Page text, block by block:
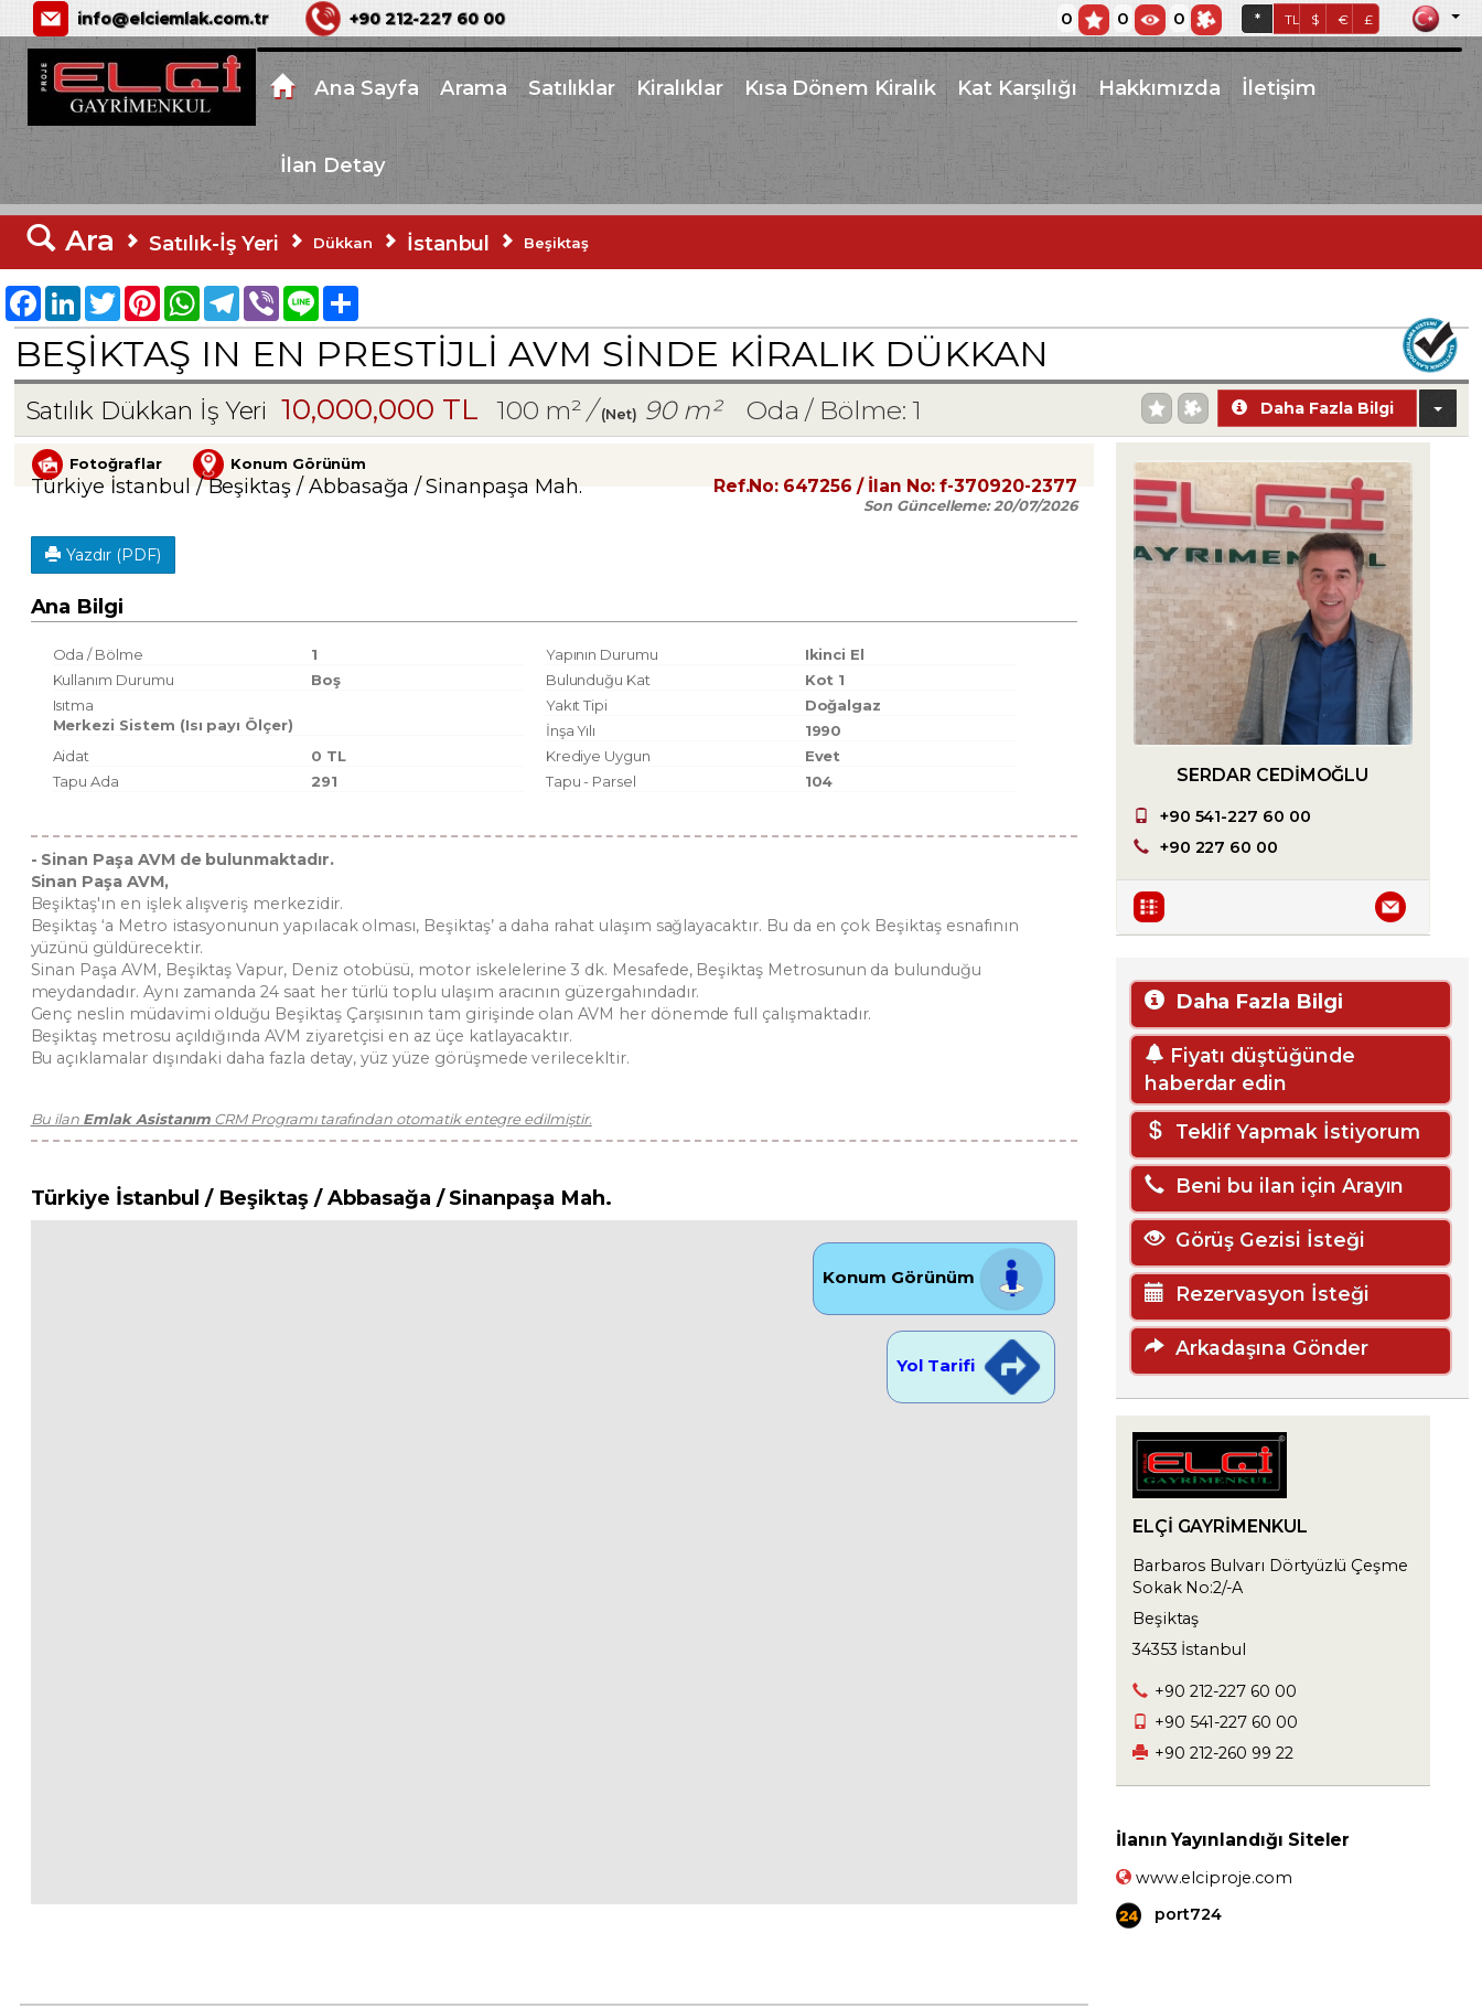
ELÇİ GAYRİMENKUL
info@elciemlak.com.tr +90 212-227 60 00 0 0 0 * TL $ € £
Ana Sayfa Arama Satılıklar Kiralıklar Kısa Dönem Kiralık Kat Karşılığı Hakkımızda İletişim
İlan Detay
Ara Satılık-İş Yeri Dükkan İstanbul Beşiktaş
Facebook
LinkedInTwitterPinterestWhatsAppTelegram
Viber Line Share
BEŞIKTAŞ IN EN PRESTIJLI AVM SINDE KIRALIK DÜKKAN
Satılık Dükkan İş Yeri 10,000,000 TL 100 m²/(Net) 90 m² Oda / Bölme: 1 Daha Fazla Bilgi
Fotoğraflar Konum Görünüm
Türkiye İstanbul / Beşiktaş / Abbasağa / Sinanpaşa Mah. Ref.No: 647256 / İlan No:f-370920-2377
Son Güncelleme:20/07/2026
Yazdır (PDF)
Ana Bilgi
Oda / Bölme 1 Yapının Durumu
Ikinci El
Kullanım Durumu
Boş Bulunduğu Kat
Kot 1
Isıtma
Merkezi Sistem (Isı payı Ölçer)
Yakıt Tipi
Doğalgaz
İnşa Yılı
1990
Aidat
0 TL Krediye Uygun
Evet
Tapu Ada
291 Tapu - Parsel 104
- Sinan Paşa AVM de bulunmaktadır.
Sinan Paşa AVM,
Beşiktaş'ın en işlek alışveriş merkezidir.
Beşiktaş ‘a Metro istasyonunun yapılacak olması, Beşiktaş’ a daha rahat ulaşım sağlayacaktır. Bu da en çok Beşiktaş esnafının
yüzünü güldürecektir.
Sinan Paşa AVM, Beşiktaş Vapur, Deniz otobüsü, motor iskelelerine 3 dk. Mesafede, Beşiktaş Metrosunun da bulunduğu
meydandadır. Aynı zamanda 24 saat her türlü toplu ulaşım aracının güzergahındadır.
Genç neslin müdavimi olduğu Beşiktaş Çarşısının tam girişinde olan AVM her dönemde full çalışmaktadır.
Beşiktaş metrosu açıldığında AVM ziyaretçisi en az üçe katlayacaktır.
Bu açıklamalar dışındaki daha fazla detay, yüz yüze görüşmede verilecekltir.
Bu ilan Emlak Asistanım CRM Programı tarafından otomatik entegre edilmiştir.
Türkiye İstanbul / Beşiktaş / Abbasağa / Sinanpaşa Mah.
Konum Görünüm
Yol Tarifi
SERDAR CEDIMOĞLU
+90 541-227 60 00
+90 227 60 00
Daha Fazla Bilgi
Fiyatı düştüğünde
haberdar edin
Teklif Yapmak İstiyorum
Beni bu ilan için Arayın
Görüş Gezisi İsteği
Rezervasyon İsteği
Arkadaşına Gönder
ELÇİ GAYRİMENKUL
Barbaros Bulvarı Dörtyüzlü Çeşme
Sokak No:2/-A
Beşiktaş
34353 İstanbul
+90 212-227 60 00
+90 541-227 60 00
+90 212-260 99 22
İlanın Yayınlandığı Siteler
www.elciproje.com
port724